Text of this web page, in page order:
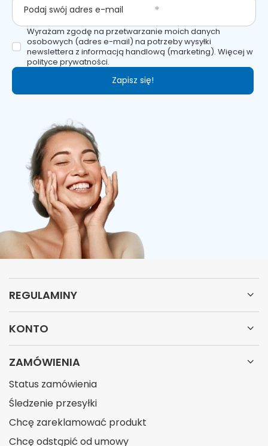
Podaj swój adres e-mail
Wyrażam zgodę na przetwarzanie moich danych
osobowych (adres e-mail) na potrzeby wysyłki
newslettera z informacją handlową (marketing). Więcej w
polityce prywatności.
Zapisz się!
REGULAMINY
KONTO
ZAMÓWIENIA
Status zamówienia
Śledzenie przesyłki
Chcę zareklamować produkt
Chcę odstąpić od umowy